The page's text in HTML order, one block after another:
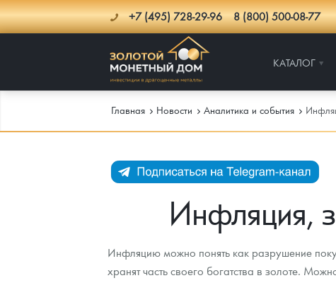
+7 (495) 728-29-96 8 (800) 500-08-77
КАТАЛОГ
Каталог
Инвестиционные монеты
Монеты Россия и СССР
Памятные и старинные монеты
Как сделать заказ
Подлинность монет
Услуги
Главная Новости Аналитика и события
Инфляция,
Инфляцию можно понять как разрушение
хранят часть своего богатства в золоте.